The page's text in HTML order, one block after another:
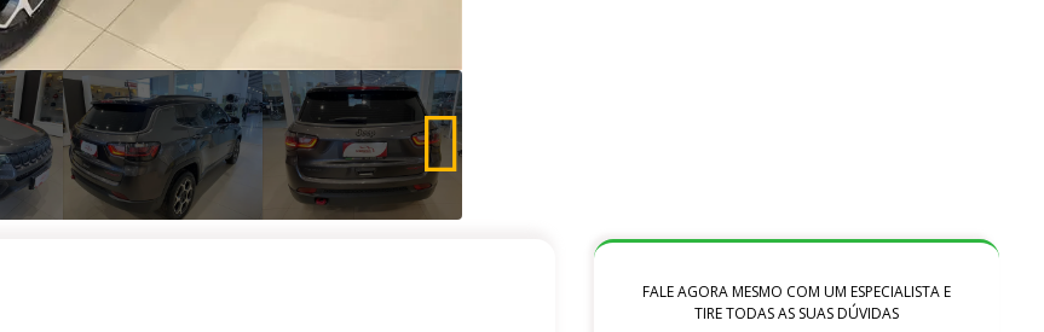
FALE AGORA MESMO COM UM ESPECIALISTA E
TIRE TODAS AS SUAS DÚVIDAS